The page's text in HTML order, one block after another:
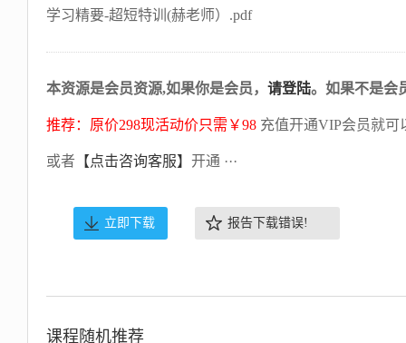
学习精要-超短特训(赫老师）.pdf
本资源是会员资源,如果你是会员， 请登陆。如果不是会
推荐：原价298现活动价只需￥98 充值开通VIP会员就可
或者 【点击咨询客服】 开通 ···
立即下载 报告下载错误!
课程随机推荐